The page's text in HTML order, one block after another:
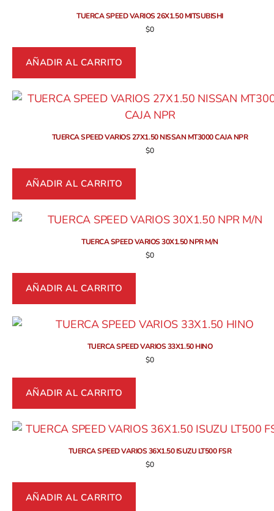
TUERCA SPEED VARIOS 26X1.50 MITSUBISHI
$0
AÑADIR AL CARRITO
TUERCA SPEED VARIOS 27X1.50 NISSAN MT3000 CAJA NPR
$0
AÑADIR AL CARRITO
TUERCA SPEED VARIOS 30X1.50 NPR M/N
$0
AÑADIR AL CARRITO
TUERCA SPEED VARIOS 33X1.50 HINO
$0
AÑADIR AL CARRITO
TUERCA SPEED VARIOS 36X1.50 ISUZU LT500 FSR
$0
AÑADIR AL CARRITO